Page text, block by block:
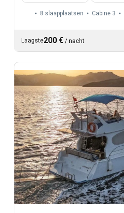
8 slaapplaatsen Cabine 3
Laagste200 € / nacht